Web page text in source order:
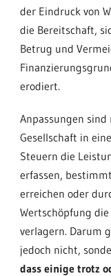
der Eindruck von
die Bereitschaft,
Betrug und
erodiert.
Anpassungen
Gesellschaft in
Steuern die
erfassen,
erreichen oder
Wertschöpfung
verlagern. Darum
jedoch nicht,
dass einige trotz